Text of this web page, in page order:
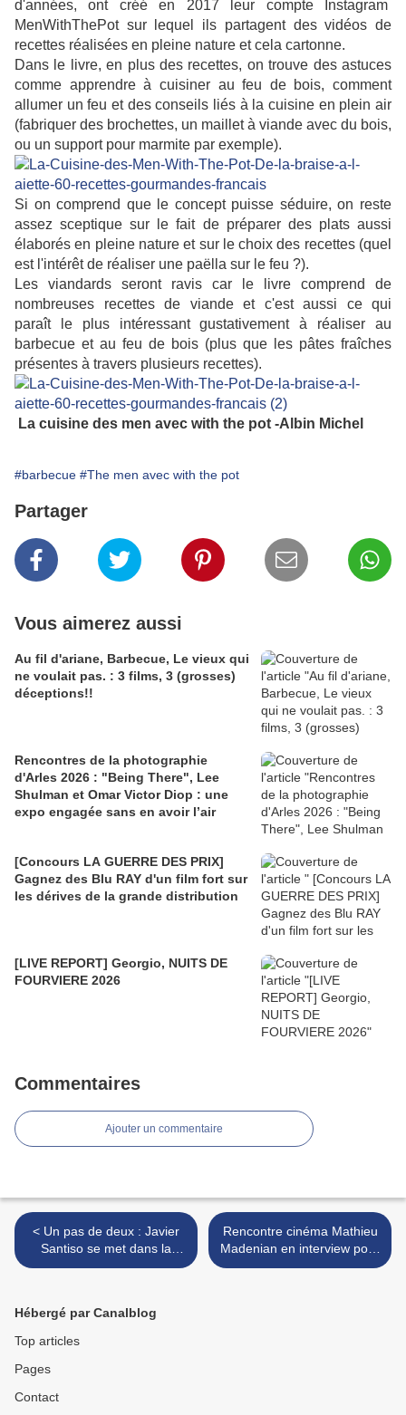
d'années, ont créé en 2017 leur compte Instagram
MenWithThePot sur lequel ils partagent des vidéos de
recettes réalisées en pleine nature et cela cartonne.
Dans le livre, en plus des recettes, on trouve des astuces
comme apprendre à cuisiner au feu de bois, comment
allumer un feu et des conseils liés à la cuisine en plein air
(fabriquer des brochettes, un maillet à viande avec du bois,
ou un support pour marmite par exemple).
Si on comprend que le concept puisse séduire, on reste
assez sceptique sur le fait de préparer des plats aussi
élaborés en pleine nature et sur le choix des recettes (quel
est l'intérêt de réaliser une paëlla sur le feu ?).
Les viandards seront ravis car le livre comprend de
nombreuses recettes de viande et c'est aussi ce qui
paraît le plus intéressant gustativement à réaliser au
barbecue et au feu de bois (plus que les pâtes fraîches
présentes à travers plusieurs recettes).
La cuisine des men avec with the pot -Albin Michel
#barbecue #The men avec with the pot
Partager
Vous aimerez aussi
Au fil d'ariane, Barbecue, Le vieux qui
ne voulait pas. : 3 films, 3 (grosses)
déceptions!!
Rencontres de la photographie
d'Arles 2026 : "Being There", Lee
Shulman et Omar Victor Diop : une
expo engagée sans en avoir l’air
[Concours LA GUERRE DES PRIX]
Gagnez des Blu RAY d'un film fort sur
les dérives de la grande distribution
[LIVE REPORT] Georgio, NUITS DE
FOURVIERE 2026
Commentaires
Ajouter un commentaire
< Un pas de deux : Javier
Santiso se met dans la
peau de la femme d’Edward
Rencontre cinéma Mathieu
Madenian en interview pour
le film "Pour l'honneur" >
Hébergé par Canalblog
Top articles
Pages
Contact